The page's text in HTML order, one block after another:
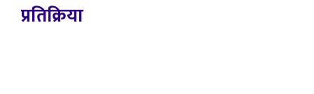
प्रतिक्रिया